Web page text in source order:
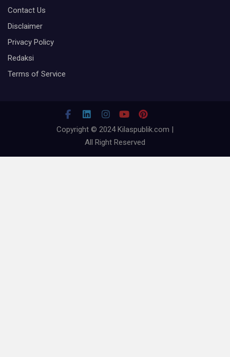
Contact Us
Disclaimer
Privacy Policy
Redaksi
Terms of Service
Copyright © 2024 Kilaspublik.com |
All Right Reserved